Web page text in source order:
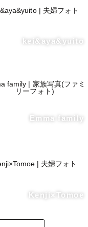
kei&aya&yuito
Emma family
Kenji×Tomoe